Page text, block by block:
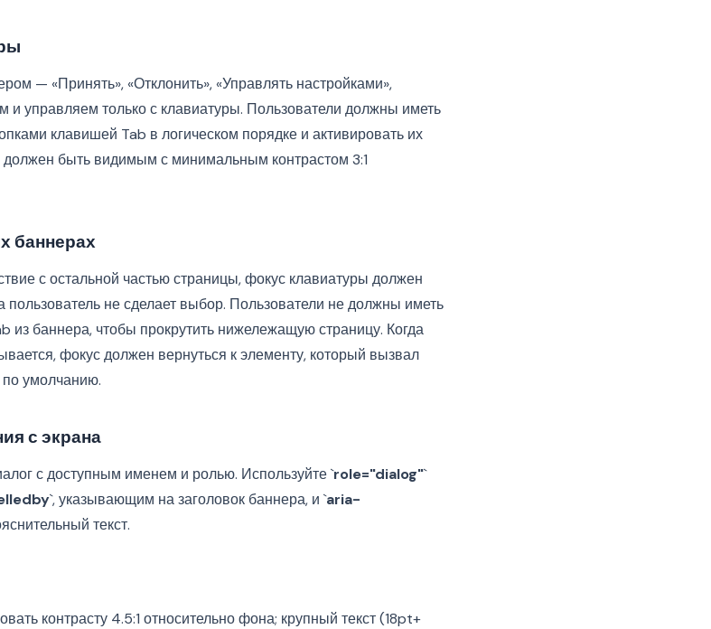
— «Принять», «Отклонить», «Управлять настройками»,
управляем только с клавиатуры. Пользователи должны иметь
клавишей Tab в логическом порядке и активировать их
быть видимым с минимальным контрастом 3:1
баннерах
с остальной частью страницы, фокус клавиатуры должен
пользователь не сделает выбор. Пользователи не должны иметь
из баннера, чтобы прокрутить нижележащую страницу. Когда
фокус должен вернуться к элементу, который вызвал
умолчанию.
с экрана
с доступным именем и ролью. Используйте `role="dialog"`
`, указывающим на заголовок баннера, и `aria-
текст.
контрасту 4.5:1 относительно фона; крупный текст (18pt+